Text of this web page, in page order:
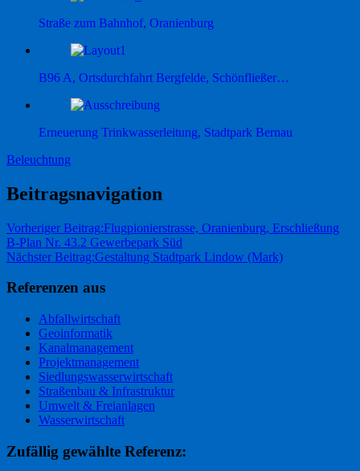
Straße zum Bahnhof, Oranienburg
B96 A, Ortsdurchfahrt Bergfelde, Schönfließer…
Erneuerung Trinkwasserleitung, Stadtpark Bernau
Beleuchtung
Beitragsnavigation
Vorheriger Beitrag:Flugpionierstrasse, Oranienburg, Erschließung
B-Plan Nr. 43.2 Gewerbepark Süd
Nächster Beitrag:Gestaltung Stadtpark Lindow (Mark)
Referenzen aus
Abfallwirtschaft
Geoinformatik
Kanalmanagement
Projektmanagement
Siedlungswasserwirtschaft
Straßenbau & Infrastruktur
Umwelt & Freianlagen
Wasserwirtschaft
Zufällig gewählte Referenz: